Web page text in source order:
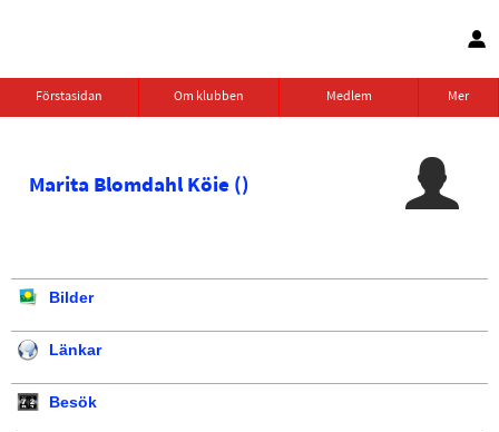
Förstasidan Om klubben Medlem Mer
Marita Blomdahl Köie ()
Bilder
Länkar
Besök